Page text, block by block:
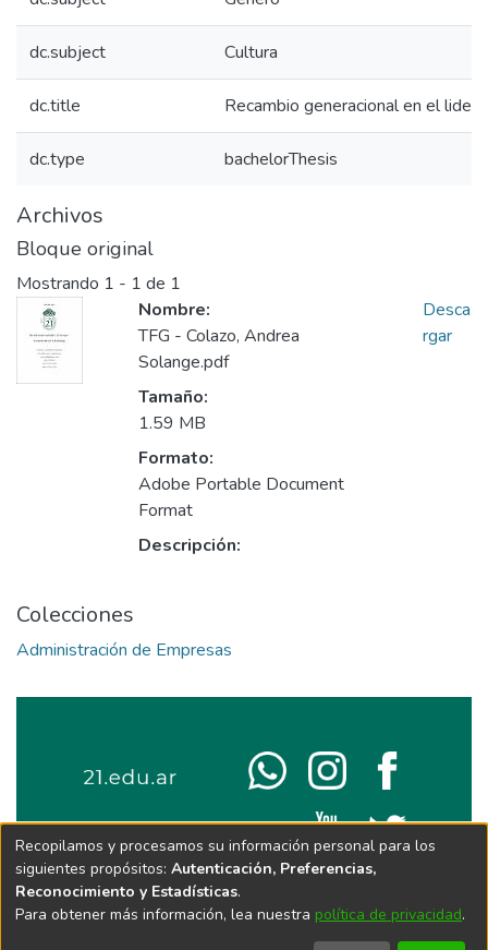
dc.subject Cultura
dc.title Recambio generacional en el
dc.type bachelorThesis
Archivos
Bloque original
Mostrando 1 - 1 de 1
Nombre:
TFG - Colazo, Andrea
Solange.pdf
Tamaño:
1.59 MB
Formato:
Adobe Portable Document
Format
Descripción:
Desca
rgar
Colecciones
Administración de Empresas
Recopilamos y procesamos su información personal para los
siguientes propósitos: Autenticación, Preferencias,
Reconocimiento y Estadísticas.
Para obtener más información, lea nuestra política de privacidad.